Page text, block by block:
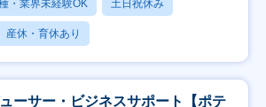
・業界未経験OK 土日祝休み
産休・育休あり
ーサー・ビジネスサポート【ポテ